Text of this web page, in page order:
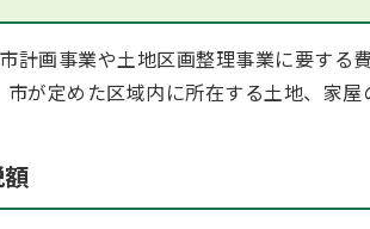
計画事業や土地区画整理事業に要する
市が定めた区域内に所在する土地、家